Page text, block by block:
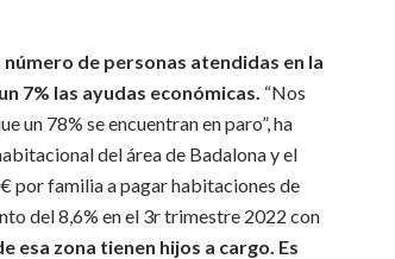
de personas atendidas en la
7% las ayudas económicas. “Nos
un 78% se encuentran en paro”, ha
del área de Badalona y el
por familia a pagar habitaciones de
del 8,6% en el 3r trimestre 2022 con
esa zona tienen hijos a cargo. Es